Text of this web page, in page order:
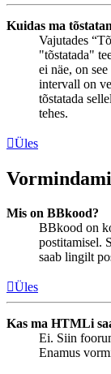
Kuidas ma
Vajutades
"tõstatada"
ei näe, on
intervall on
tõstatada
tehes.
Üles
Mis on BBkood?
BBkood on
postitamisel.
saab lingilt
Üles
Kas ma HTMLi
Ei. Siin
Enamus